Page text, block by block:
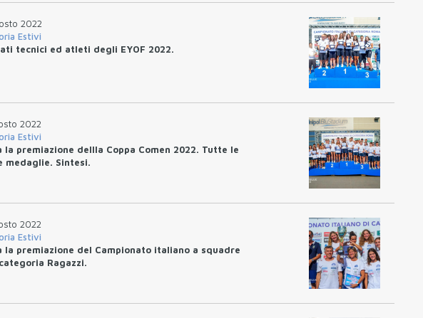
2022
Estivi
tecnici ed atleti degli EYOF 2022.
2022
Estivi
la premiazione dellla Coppa Comen 2022. Tutte le
medaglie. Sintesi.
2022
Estivi
la premiazione del Campionato italiano a squadre
Ragazzi.